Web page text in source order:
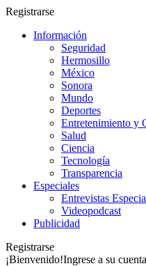
Registrarse
Información
Seguridad
Hermosillo
México
Sonora
Mundo
Deportes
Entretenimiento y
Salud
Ciencia
Tecnología
Transparencia
Especiales
Entrevistas
Videopodcast
Publicidad
Registrarse
¡Bienvenido!Ingrese a su cuenta